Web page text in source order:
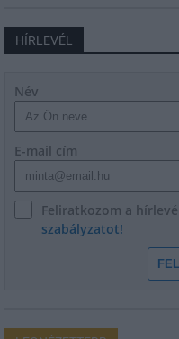
HÍRLEVÉL
Név
E-mail cím
Feliratkozom a
szabályzatot!